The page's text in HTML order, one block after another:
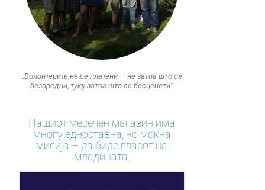
„Волонтерите не се платени — не затоа што се
безвредни, туку затоа што се бесценети“
Нашиот месечен магазин има
многу едноставна, но моќна
мисија – да биде гласот на
младината.